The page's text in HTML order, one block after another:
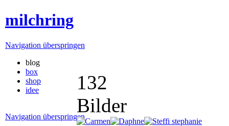
milchring
Navigation überspringen
blog
box
shop
idee
Navigation überspringen
132
Bilder